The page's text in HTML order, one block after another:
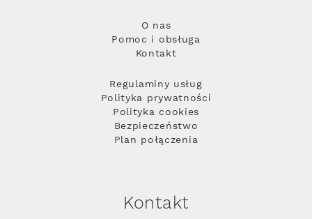
O nas
Pomoc i obsługa
Kontakt
Regulaminy usług
Polityka prywatności
Polityka cookies
Bezpieczeństwo
Plan połączenia
Kontakt